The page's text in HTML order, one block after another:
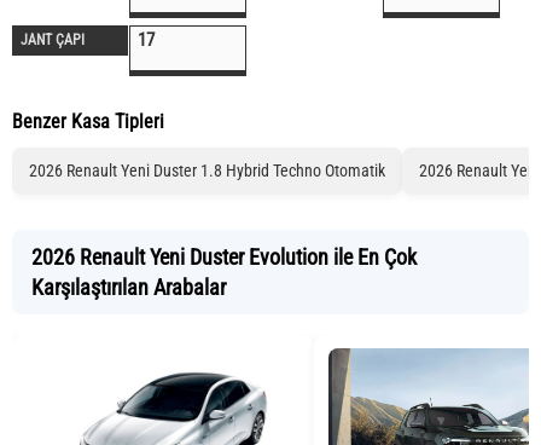
JANT ÇAPI 17
Benzer Kasa Tipleri
2026 Renault Yeni Duster 1.8 Hybrid Techno Otomatik 2026 Renault
2026 Renault Yeni Duster Evolution ile En Çok
Karşılaştırılan Arabalar